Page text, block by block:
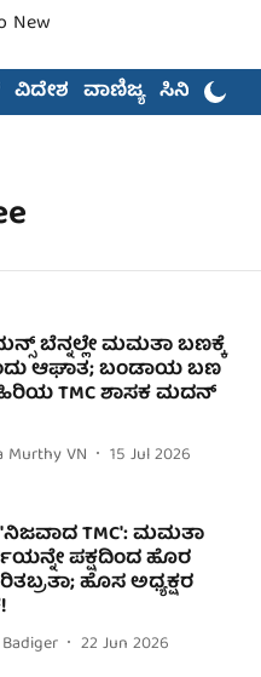
ವಿದೇಶ ವಾಣಿಜ್ಯ ಸಿನಿಮಾ
ಬೆನ್ನಲ್ಲೇ ಮಮತಾ ಬಣಕ್ಕೆ
ಆಘಾತ; ಬಂಡಾಯ ಬಣ
TMC ಶಾಸಕ ಮದನ್
Murthy VN
15 Jul 2026
TMC': ಮಮತಾ
ಪಕ್ಷದಿಂದ ಹೊರ
ಹೊಸ ಅಧ್ಯಕ್ಷರ
22 Jun 2026